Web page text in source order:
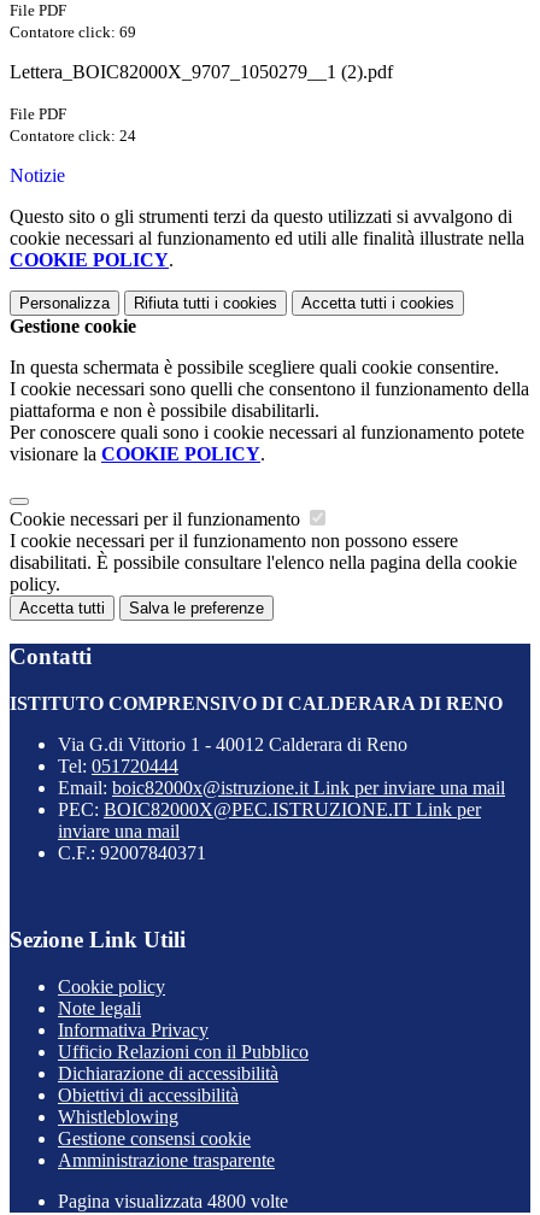
File PDF
Contatore click: 69
Lettera_BOIC82000X_9707_1050279__1 (2).pdf
File PDF
Contatore click: 24
Notizie
Questo sito o gli strumenti terzi da questo utilizzati si avvalgono di
cookie necessari al funzionamento ed utili alle finalità illustrate nella
COOKIE POLICY.
Personalizza Rifiuta tutti i cookies Accetta tutti i cookies
Gestione cookie
In questa schermata è possibile scegliere quali cookie consentire.
I cookie necessari sono quelli che consentono il funzionamento della
piattaforma e non è possibile disabilitarli.
Per conoscere quali sono i cookie necessari al funzionamento potete
visionare la COOKIE POLICY.
Cookie necessari per il funzionamento
I cookie necessari per il funzionamento non possono essere
disabilitati. È possibile consultare l'elenco nella pagina della cookie
policy.
Accetta tutti Salva le preferenze
Contatti
ISTITUTO COMPRENSIVO DI CALDERARA DI RENO
Via G.di Vittorio 1 - 40012 Calderara di Reno
Tel: 051720444
Email: boic82000x@istruzione.it Link per inviare una mail
PEC: BOIC82000X@PEC.ISTRUZIONE.IT Link per
inviare una mail
C.F.: 92007840371
Sezione Link Utili
Cookie policy
Note legali
Informativa Privacy
Ufficio Relazioni con il Pubblico
Dichiarazione di accessibilità
Obiettivi di accessibilità
Whistleblowing
Gestione consensi cookie
Amministrazione trasparente
Pagina visualizzata 4800 volte